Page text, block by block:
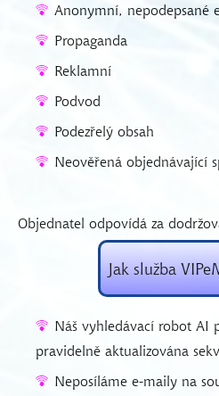
Anonymní, nepodepsané
Propaganda
Reklamní
Podvod
Podezřelý obsah
Neověřená objednávající
Objednatel odpovídá za
Jak služba
Náš vyhledávací robot AI
pravidelně aktualizována
Neposíláme e-maily na